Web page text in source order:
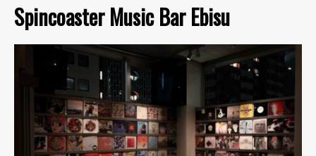
Spincoaster Music Bar Ebisu